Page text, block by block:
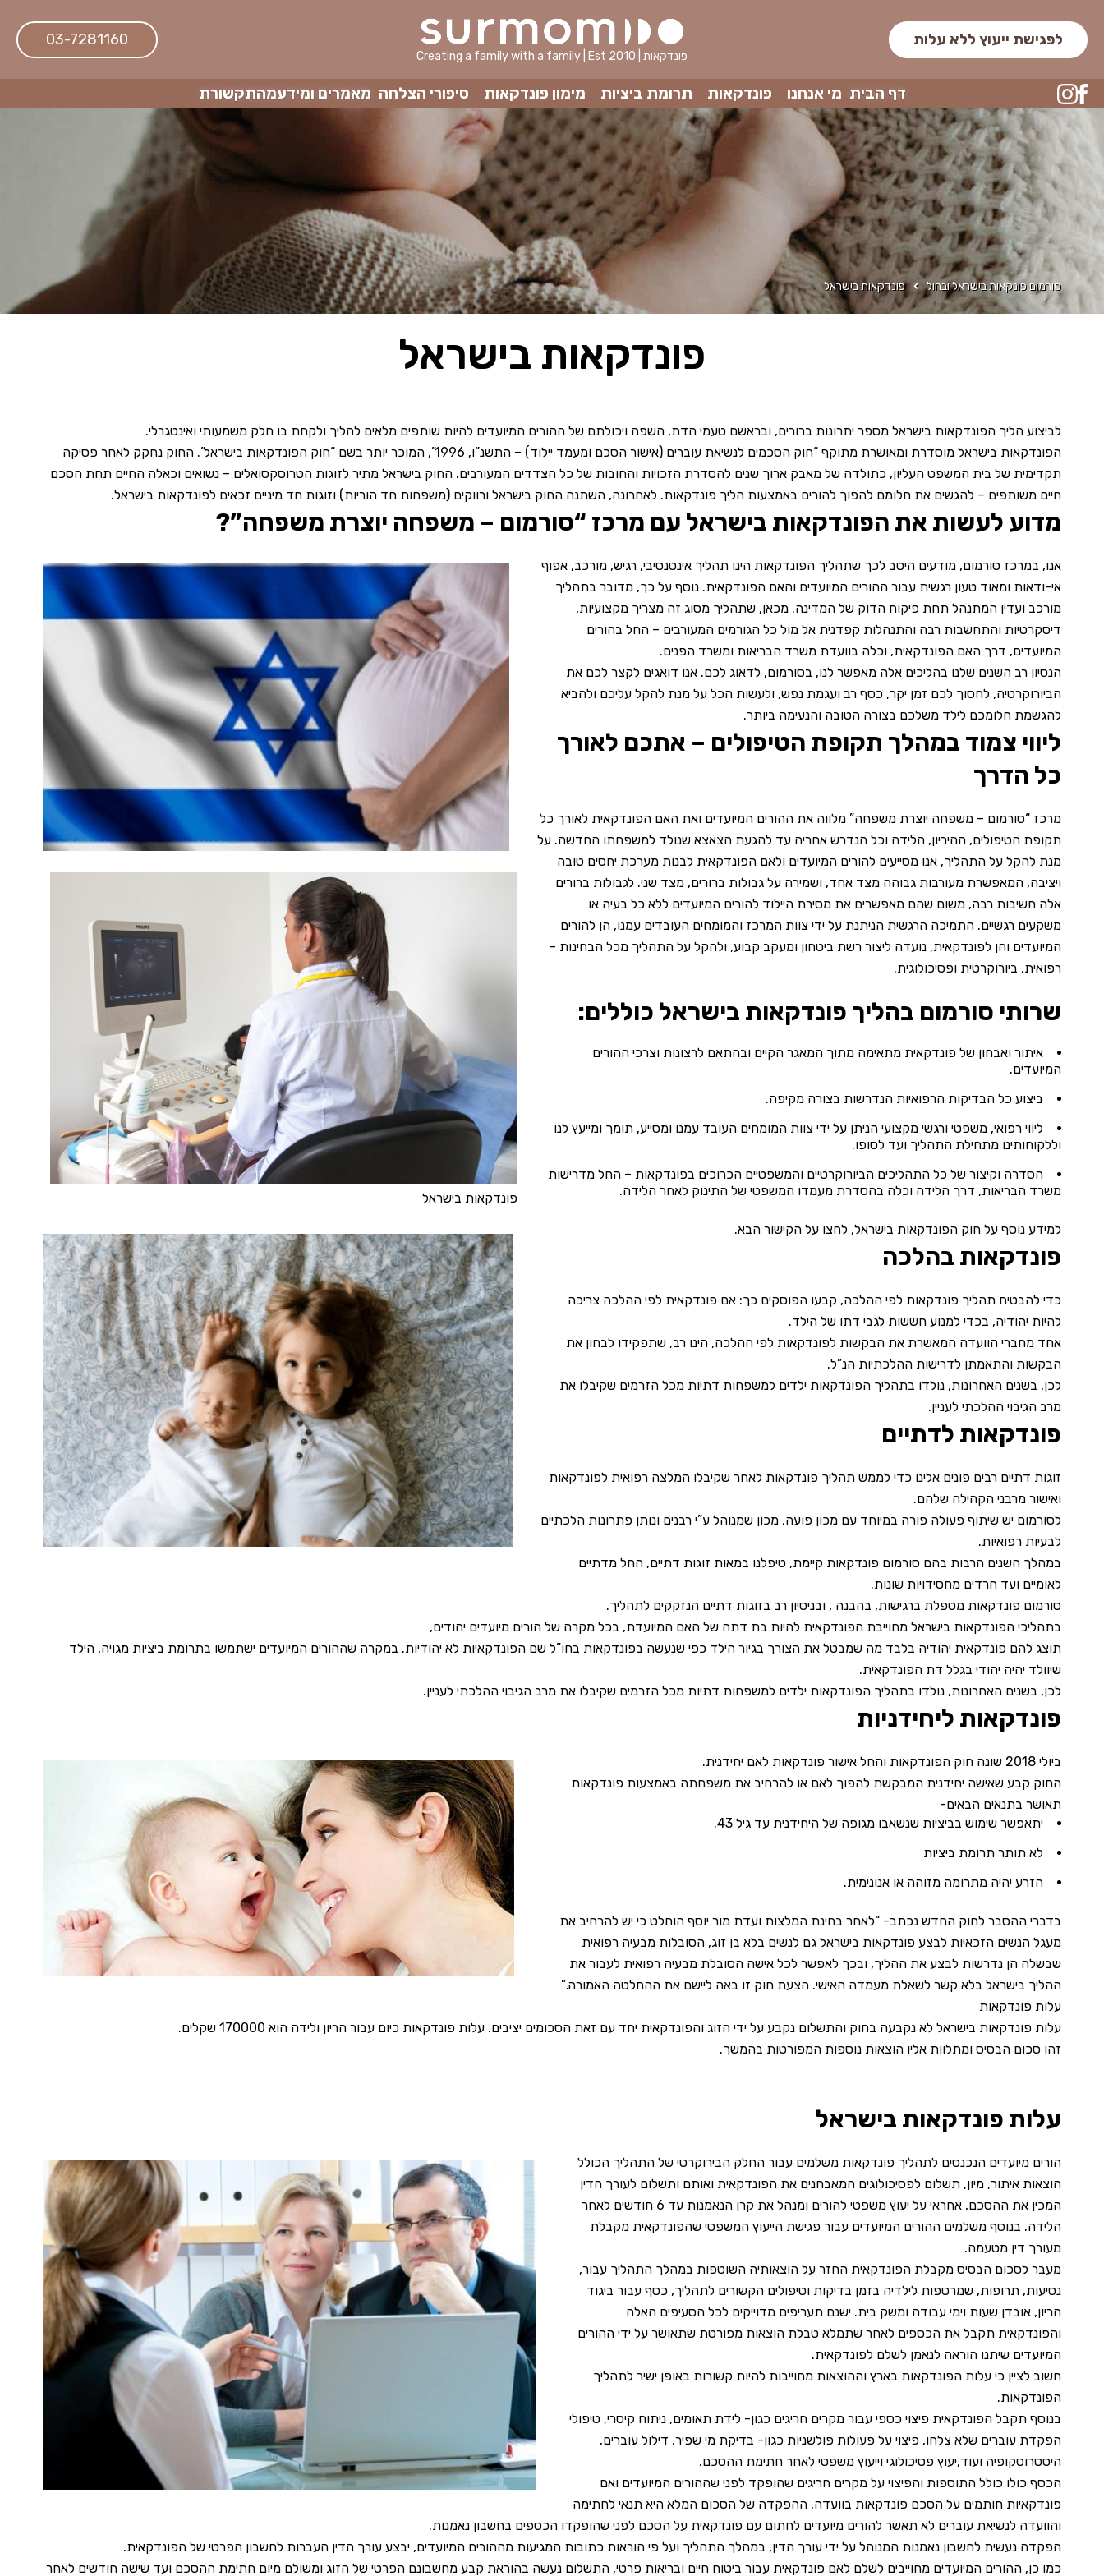
לפגישת ייעוץ ללא עלות
Creating a family with a family | Est 2010 | פונדקאות
03-7281160
דף הבית מי אנחנו פונדקאות תרומת ביציות מימון פונדקאות סיפורי הצלחה מאמרים ומידעמהתקשורת
סורמום פונקאות בישראל ובחול פונדקאות בישראל
פונדקאות בישראל
לביצוע הליך הפונדקאות בישראל מספר יתרונות ברורים, ובראשם טעמי הדת, השפה ויכולתם של ההורים המיועדים להיות שותפים מלאים להליך ולקחת בו חלק משמעותי ואינטגרלי.
הפונדקאות בישראל מוסדרת ומאושרת מתוקף “חוק הסכמים לנשיאת עוברים (אישור הסכם ומעמד יילוד) – התשנ”ו, 1996”, המוכר יותר בשם “חוק הפונדקאות בישראל”. החוק נחקק לאחר פסיקה
תקדימית של בית המשפט העליון, כתולדה של מאבק ארוך שנים להסדרת הזכויות והחובות של כל הצדדים המעורבים. החוק בישראל מתיר לזוגות הטרוסקסואלים – נשואים וכאלה החיים תחת הסכם
חיים משותפים – להגשים את חלומם להפוך להורים באמצעות הליך פונדקאות. לאחרונה, השתנה החוק בישראל ורווקים (משפחות חד הוריות) וזוגות חד מיניים זכאים לפונדקאות בישראל.
מדוע לעשות את הפונדקאות בישראל עם מרכז “סורמום – משפחה יוצרת משפחה”?
אנו, במרכז סורמום, מודעים היטב לכך שתהליך הפונדקאות הינו תהליך אינטנסיבי, רגיש, מורכב, אפוף
אי-ודאות ומאוד טעון רגשית עבור ההורים המיועדים והאם הפונדקאית. נוסף על כך, מדובר בתהליך
מורכב ועדין המתנהל תחת פיקוח הדוק של המדינה. מכאן, שתהליך מסוג זה מצריך מקצועיות,
דיסקרטיות והתחשבות רבה והתנהלות קפדנית אל מול כל הגורמים המעורבים – החל בהורים
המיועדים, דרך האם הפונדקאית, וכלה בוועדת משרד הבריאות ומשרד הפנים.
הנסיון רב השנים שלנו בהליכים אלה מאפשר לנו, בסורמום, לדאוג לכם. אנו דואגים לקצר לכם את
הביורוקרטיה, לחסוך לכם זמן יקר, כסף רב ועגמת נפש, ולעשות הכל על מנת להקל עליכם ולהביא
להגשמת חלומכם לילד משלכם בצורה הטובה והנעימה ביותר.
פונדקאות בישראל
ליווי צמוד במהלך תקופת הטיפולים – אתכם לאורך
כל הדרך
מרכז “סורמום – משפחה יוצרת משפחה” מלווה את ההורים המיועדים ואת האם הפונדקאית לאורך כל
תקופת הטיפולים, ההיריון, הלידה וכל הנדרש אחריה עד להגעת הצאצא שנולד למשפחתו החדשה. על
מנת להקל על התהליך, אנו מסייעים להורים המיועדים ולאם הפונדקאית לבנות מערכת יחסים טובה
ויציבה, המאפשרת מעורבות גבוהה מצד אחד, ושמירה על גבולות ברורים, מצד שני. לגבולות ברורים
אלה חשיבות רבה, משום שהם מאפשרים את מסירת היילוד להורים המיועדים ללא כל בעיה או
משקעים רגשיים. התמיכה הרגשית הניתנת על ידי צוות המרכז והמומחים העובדים עמנו, הן להורים
המיועדים והן לפונדקאית, נועדה ליצור רשת ביטחון ומעקב קבוע, ולהקל על התהליך מכל הבחינות –
רפואית, ביורוקרטית ופסיכולוגית.
שרותי סורמום בהליך פונדקאות בישראל כוללים:
איתור ואבחון של פונדקאית מתאימה מתוך המאגר הקיים ובהתאם לרצונות וצרכי ההורים
המיועדים.
ביצוע כל הבדיקות הרפואיות הנדרשות בצורה מקיפה.
ליווי רפואי, משפטי ורגשי מקצועי הניתן על ידי צוות המומחים העובד עמנו ומסייע, תומך ומייעץ לנו
וללקוחותינו מתחילת התהליך ועד לסופו.
הסדרה וקיצור של כל התהליכים הביורוקרטיים והמשפטיים הכרוכים בפונדקאות – החל מדרישות
משרד הבריאות, דרך הלידה וכלה בהסדרת מעמדו המשפטי של התינוק לאחר הלידה.
למידע נוסף על חוק הפונדקאות בישראל, לחצו על הקישור הבא.
פונדקאות בהלכה
כדי להבטיח תהליך פונדקאות לפי ההלכה, קבעו הפוסקים כך: אם פונדקאית לפי ההלכה צריכה
להיות יהודיה, בכדי למנוע חששות לגבי דתו של הילד.
אחד מחברי הוועדה המאשרת את הבקשות לפונדקאות לפי ההלכה, הינו רב, שתפקידו לבחון את
הבקשות והתאמתן לדרישות ההלכתיות הנ”ל.
לכן, בשנים האחרונות, נולדו בתהליך הפונדקאות ילדים למשפחות דתיות מכל הזרמים שקיבלו את
מרב הגיבוי ההלכתי לעניין.
פונדקאות לדתיים
זוגות דתיים רבים פונים אלינו כדי לממש תהליך פונדקאות לאחר שקיבלו המלצה רפואית לפונדקאות
ואישור מרבני הקהילה שלהם.
לסורמום יש שיתוף פעולה פורה במיוחד עם מכון פועה, מכון שמנוהל ע”י רבנים ונותן פתרונות הלכתיים
לבעיות רפואיות.
במהלך השנים הרבות בהם סורמום פונדקאות קיימת, טיפלנו במאות זוגות דתיים, החל מדתיים
לאומיים ועד חרדים מחסידויות שונות.
סורמום פונדקאות מטפלת ברגישות, בהבנה , ובניסיון רב בזוגות דתיים הנזקקים לתהליך.
בתהליכי הפונדקאות בישראל מחוייבת הפונדקאית להיות בת דתה של האם המיועדת, בכל מקרה של הורים מיועדים יהודים,
תוצג להם פונדקאית יהודיה בלבד מה שמבטל את הצורך בגיור הילד כפי שנעשה בפונדקאות בחו”ל שם הפונדקאיות לא יהודיות. במקרה שההורים המיועדים ישתמשו בתרומת ביציות מגויה, הילד
שיוולד יהיה יהודי בגלל דת הפונדקאית.
לכן, בשנים האחרונות, נולדו בתהליך הפונדקאות ילדים למשפחות דתיות מכל הזרמים שקיבלו את מרב הגיבוי ההלכתי לעניין.
פונדקאות ליחידניות
ביולי 2018 שונה חוק הפונדקאות והחל אישור פונדקאות לאם יחידנית.
החוק קבע שאישה יחידנית המבקשת להפוך לאם או להרחיב את משפחתה באמצעות פונדקאות
תאושר בתנאים הבאים-
יתאפשר שימוש בביציות שנשאבו מגופה של היחידנית עד גיל 43.
לא תותר תרומת ביציות
הזרע יהיה מתרומה מזוהה או אנונימית.
בדברי ההסבר לחוק החדש נכתב- “לאחר בחינת המלצות ועדת מור יוסף הוחלט כי יש להרחיב את
מעגל הנשים הזכאיות לבצע פונדקאות בישראל גם לנשים בלא בן זוג, הסובלות מבעיה רפואית
שבשלה הן נדרשות לבצע את ההליך, ובכך לאפשר לכל אישה הסובלת מבעיה רפואית לעבור את
ההליך בישראל בלא קשר לשאלת מעמדה האישי. הצעת חוק זו באה ליישם את ההחלטה האמורה.”
עלות פונדקאות
עלות פונדקאות בישראל לא נקבעה בחוק והתשלום נקבע על ידי הזוג והפונדקאית יחד עם זאת הסכומים יציבים. עלות פונדקאות כיום עבור הריון ולידה הוא 170000 שקלים.
זהו סכום הבסיס ומתלוות אליו הוצאות נוספות המפורטות בהמשך.
עלות פונדקאות בישראל
הורים מיועדים הנכנסים לתהליך פונדקאות משלמים עבור החלק הבירוקרטי של התהליך הכולל
הוצאות איתור, מיון, תשלום לפסיכולוגים המאבחנים את הפונדקאית ואותם ותשלום לעורך הדין
המכין את ההסכם, אחראי על יעוץ משפטי להורים ומנהל את קרן הנאמנות עד 6 חודשים לאחר
הלידה. בנוסף משלמים ההורים המיועדים עבור פגישת הייעוץ המשפטי שהפונדקאית מקבלת
מעורך דין מטעמה.
מעבר לסכום הבסיס מקבלת הפונדקאית החזר על הוצאותיה השוטפות במהלך התהליך עבור,
נסיעות, תרופות, שמרטפות לילדיה בזמן בדיקות וטיפולים הקשורים לתהליך, כסף עבור ביגוד
הריון, אובדן שעות וימי עבודה ומשק בית. ישנם תעריפים מדוייקים לכל הסעיפים האלה
והפונדקאית תקבל את הכספים לאחר שתמלא טבלת הוצאות מפורטת שתאושר על ידי ההורים
המיועדים שיתנו הוראה לנאמן לשלם לפונדקאית.
חשוב לציין כי עלות הפונדקאות בארץ וההוצאות מחוייבות להיות קשורות באופן ישיר לתהליך
הפונדקאות.
בנוסף תקבל הפונדקאית פיצוי כספי עבור מקרים חריגים כגון- לידת תאומים, ניתוח קיסרי, טיפולי
הפקדת עוברים שלא צלחו, פיצוי על פעולות פולשניות כגון- בדיקת מי שפיר, דילול עוברים,
היסטרוסקופיה ועוד,יעוץ פסיכולוגי וייעוץ משפטי לאחר חתימת ההסכם.
הכסף כולו כולל התוספות והפיצוי על מקרים חריגים שהופקד לפני שההורים המיועדים ואם
פונדקאיות חותמים על הסכם פונדקאות בוועדה, ההפקדה של הסכום המלא היא תנאי לחתימה
והוועדה לנשיאת עוברים לא תאשר להורים מיועדים לחתום עם פונדקאית על הסכם לפני שהופקדו הכספים בחשבון נאמנות.
הפקדה נעשית לחשבון נאמנות המנוהל על ידי עורך הדין, במהלך התהליך ועל פי הוראות כתובות המגיעות מההורים המיועדים, יבצע עורך הדין העברות לחשבון הפרטי של הפונדקאית.
כמו כן, ההורים המיועדים מחוייבים לשלם לאם פונדקאית עבור ביטוח חיים ובריאות פרטי, התשלום נעשה בהוראת קבע מחשבונם הפרטי של הזוג ומשולם מיום חתימת ההסכם ועד שישה חודשים לאחר